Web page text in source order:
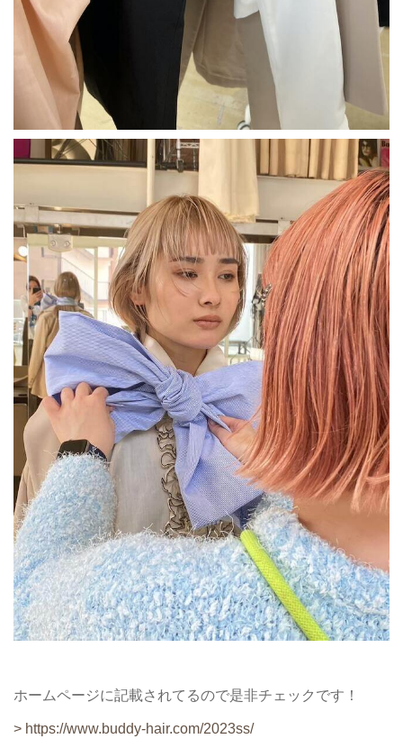
ホームページに記載されてるので是非チェックです！
> https://www.buddy-hair.com/2023ss/